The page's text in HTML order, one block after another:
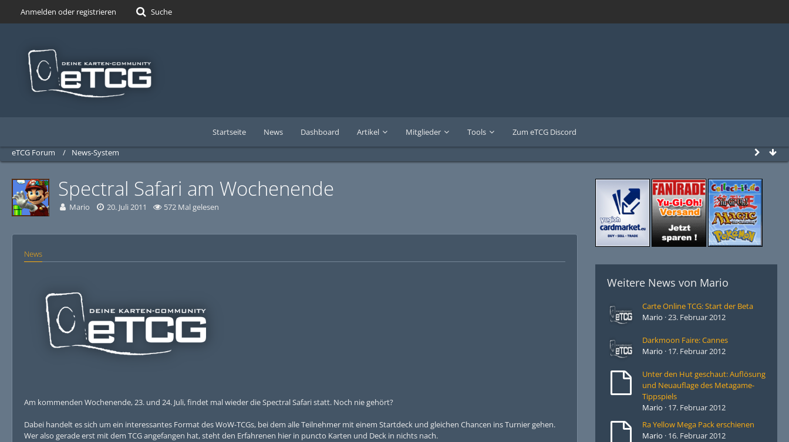
Anmelden oder registrieren Suche
Startseite News Dashboard Artikel Mitglieder Tools Zum eTCG Discord
eTCG Forum News-System
Spectral Safari am Wochenende
Mario 20. Juli 2011 572 Mal gelesen
News
Am kommenden Wochenende, 23. und 24. Juli, findet mal wieder die Spectral Safari statt. Noch nie gehört?
Dabei handelt es sich um ein interessantes Format des WoW-TCGs, bei dem alle Teilnehmer mit einem Startdeck und gleichen Chancen ins Turnier gehen.
Wer also gerade erst mit dem TCG angefangen hat, steht den Erfahrenen hier in puncto Karten und Deck in nichts nach.
Weitere News von Mario
Carte Online TCG: Start der Beta
Mario 23. Februar 2012
Darkmoon Faire: Cannes
Mario
17. Februar 2012
Unter den Hut geschaut: Auflösung
und Neuauflage des Metagame-
Tippspiels
Mario
17. Februar 2012
Ra Yellow Mega Pack erschienen
Mario
16. Februar 2012